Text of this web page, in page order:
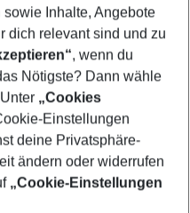
Cruz de Tenerife für 2026
Inhalte, Angebote
dich relevant sind und zu
, wenn du
Nötigste? Dann wähle
„Cookies
Einstellungen
deine Privatsphäre-
ändern oder widerrufen
„Cookie-Einstellungen